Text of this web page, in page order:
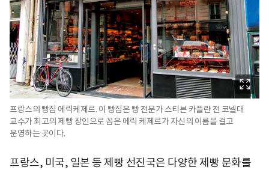
프랑스의 빵집 에릭케제르. 이 빵집은 빵 전문가 스티븐 카플란 전 코넬대
교수가 최고의 제빵 장인으로 꼽은 에릭 케제르가 자신의 이름을 걸고
운영하는 곳이다.
프랑스, 미국, 일본 등 제빵 선진국은 다양한 제빵 문화를